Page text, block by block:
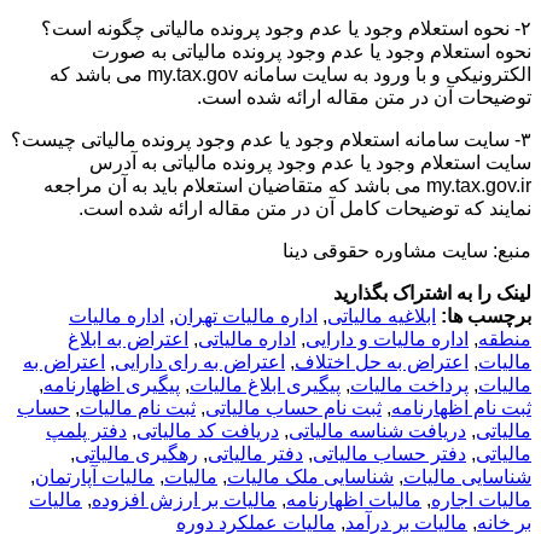
۲- نحوه استعلام وجود یا عدم وجود پرونده مالیاتی چگونه است؟
نحوه استعلام وجود یا عدم وجود پرونده مالیاتی به صورت
الکترونیکی و با ورود به سایت سامانه my.tax.gov می باشد که
توضیحات آن در متن مقاله ارائه شده است.
۳- سایت سامانه استعلام وجود یا عدم وجود پرونده مالیاتی چیست؟
سایت استعلام وجود یا عدم وجود پرونده مالیاتی به آدرس
my.tax.gov.ir می باشد که متقاضیان استعلام باید به آن مراجعه
نمایند که توضیحات کامل آن در متن مقاله ارائه شده است.
منبع: سایت مشاوره حقوقی دینا
لینک را به اشتراک بگذارید
برچسب ها: ابلاغیه مالیاتی, اداره مالیات تهران, اداره مالیات
منطقه, اداره مالیات و دارایی, اداره مالیاتی,
اعتراض به ابلاغ
مالیات, اعتراض به حل اختلاف, اعتراض به رای دارایی,
اعتراض به
مالیات, پرداخت مالیات, پیگیری ابلاغ مالیات, پیگیری اظهارنامه,
ثبت نام اظهارنامه, ثبت نام حساب مالیاتی, ثبت نام مالیات, حساب
مالیاتی, دریافت شناسه مالیاتی, دریافت کد مالیاتی, دفتر پلمپ
مالیاتی, دفتر حساب مالیاتی, دفتر مالیاتی, رهگیری مالیاتی,
شناسایی مالیات, شناسایی ملک مالیات, مالیات, مالیات آپارتمان,
مالیات اجاره, مالیات اظهارنامه, مالیات بر ارزش افزوده, مالیات
بر خانه, مالیات بر درآمد, مالیات عملکرد دوره